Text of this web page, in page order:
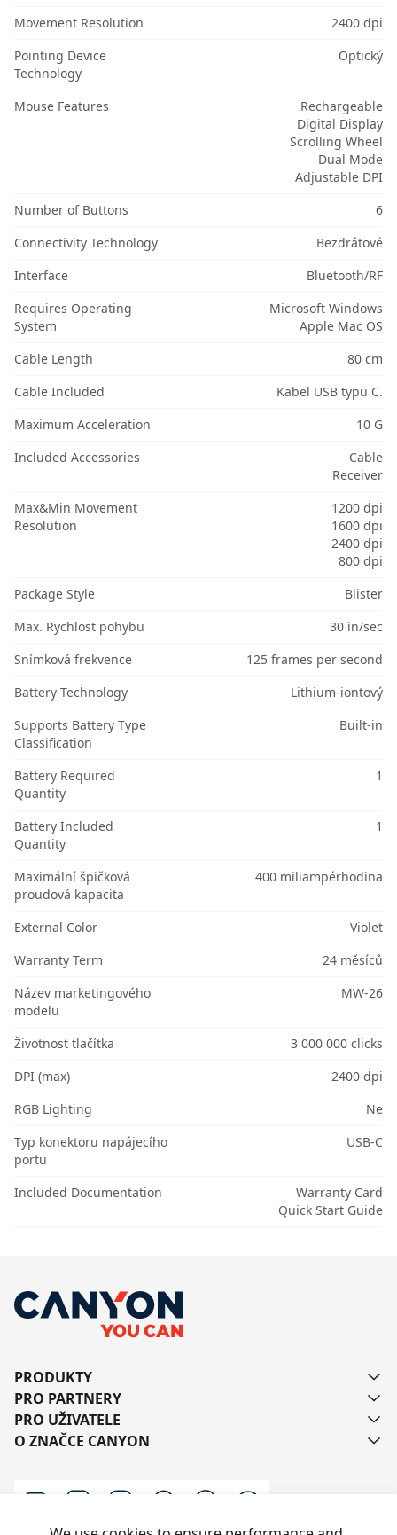
Movement Resolution
2400 dpi
Pointing Device
Technology
Optický
Mouse Features
Rechargeable
Digital Display
Scrolling Wheel
Dual Mode
Adjustable DPI
Number of Buttons
6
Connectivity Technology
Bezdrátové
Interface
Bluetooth/RF
Requires Operating
System
Microsoft Windows
Apple Mac OS
Cable Length
80 cm
Cable Included
Kabel USB typu C.
Maximum Acceleration
10 G
Included Accessories
Cable
Receiver
Max&Min Movement
Resolution
1200 dpi
1600 dpi
2400 dpi
800 dpi
Package Style
Blister
Max. Rychlost pohybu
30 in/sec
Snímková frekvence
125 frames per second
Battery Technology
Lithium-iontový
Supports Battery Type
Classification
Built-in
Battery Required
Quantity
1
Battery Included
Quantity
1
Maximální špičková
proudová kapacita
400 miliampérhodina
External Color
Violet
Warranty Term
24 měsíců
Název marketingového
modelu
MW-26
Životnost tlačítka
3 000 000 clicks
DPI (max)
2400 dpi
RGB Lighting
Ne
Typ konektoru napájecího
portu
USB-C
Included Documentation
Warranty Card
Quick Start Guide
PRODUKTY
PRO PARTNERY
PRO UŽIVATELE
O ZNAČCE CANYON